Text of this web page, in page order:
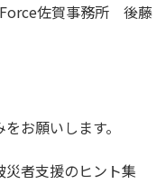
佐賀事務所 後藤
お願いします。
災者支援のヒント集